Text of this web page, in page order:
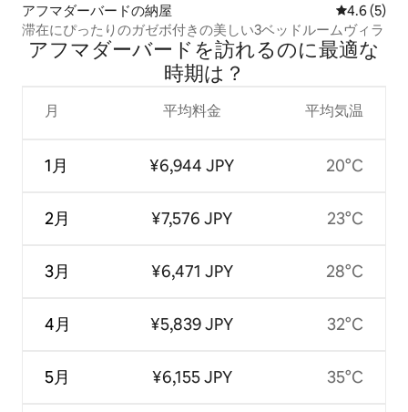
アフマダーバードの納屋 レビュー5
4.6 (5)
滞在にぴったりのガゼボ付きの美しい3ベッドルームヴィラ
アフマダーバードを訪⁠れ⁠るの⁠に最⁠適⁠な
時⁠期⁠は⁠？
月
1月
2月
3月
4月
5月
平均料金
¥6,944 JPY
¥7,576 JPY
¥6,471 JPY
¥5,839 JPY
¥6,155 JPY
平均気温
20°C
23°C
28°C
32°C
35°C